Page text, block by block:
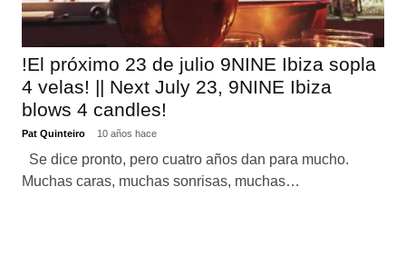
!El próximo 23 de julio 9NINE Ibiza sopla
4 velas! || Next July 23, 9NINE Ibiza
blows 4 candles!
Pat Quinteiro 10 años hace
Se dice pronto, pero cuatro años dan para mucho.
Muchas caras, muchas sonrisas, muchas…